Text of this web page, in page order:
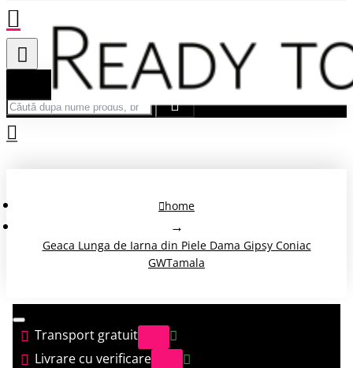
Căută după nume produs, brand...
home
Geaca Lunga de Iarna din Piele Dama Gipsy Coniac
GWTamala
Transport gratuit
Livrare cu verificare